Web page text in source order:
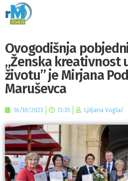
Ovogodišnja
„Ženska kreativnost
životu” je Mirjana
Maruševca
16/10/2023 13:35 Ljiljana Vuglač